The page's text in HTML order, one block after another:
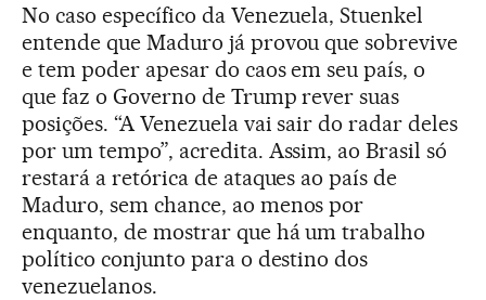
No caso específico da Venezuela, Stuenkel
entende que Maduro já provou que sobrevive
e tem poder apesar do caos em seu país, o
que faz o Governo de Trump rever suas
posições. “A Venezuela vai sair do radar deles
por um tempo”, acredita. Assim, ao Brasil só
restará a retórica de ataques ao país de
Maduro, sem chance, ao menos por
enquanto, de mostrar que há um trabalho
político conjunto para o destino dos
venezuelanos.